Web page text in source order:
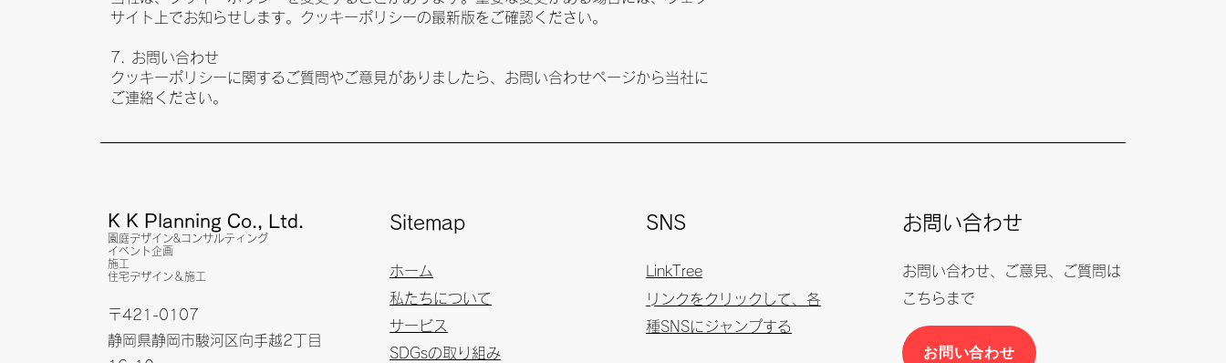
サイト上でお知らせします。クッキーポリシーの最新版をご確認ください。
7. お問い合わせ
クッキーポリシーに関するご質問やご意見がありましたら、お問い合わせページから当社に
ご連絡ください。
K K Planning Co., Ltd.
園庭デザイン&コンサルティング
イベント企画
施工
​住宅デザイン＆施工
〒421-0107
静岡県静岡市駿河区向手越2丁目
Sitemap
ホーム
私たちについて
サービス
SDGsの取り組み
SNS
LinkTree
​リンクをクリックして、各
種SNSにジャンプする
お問い合わせ
お問い合わせ、ご意見、ご質問は
こちらまで
お問い合わせ